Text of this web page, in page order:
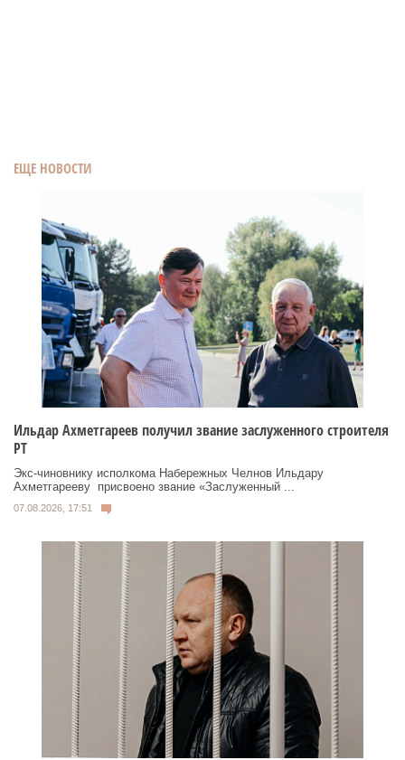
ЕЩЕ НОВОСТИ
Ильдар Ахметгареев получил звание заслуженного строителя
РТ
Экс‑чиновнику исполкома Набережных Челнов Ильдару
Ахметгарееву присвоено звание «Заслуженный ...
07.08.2026, 17:51